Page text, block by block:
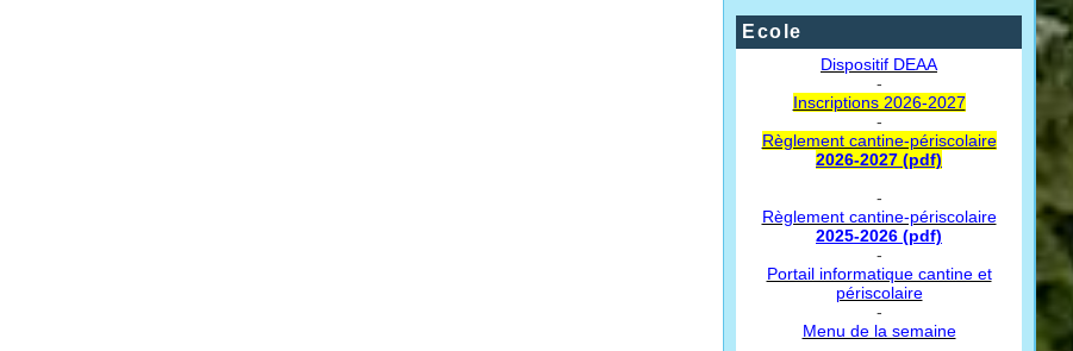
Ecole
Dispositif DEAA
-
Inscriptions 2026-2027
-
Règlement cantine-périscolaire
2026-2027 (pdf)
-
Règlement cantine-périscolaire
2025-2026 (pdf)
-
Portail informatique cantine et
périscolaire
-
Menu de la semaine